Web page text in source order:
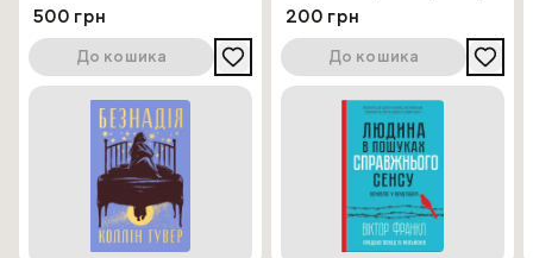
500 грн
До кошика
200 грн
До кошика